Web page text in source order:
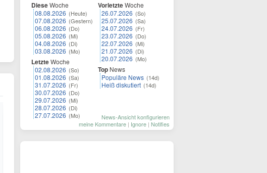
DieseWoche
08.08.2026 (Heute)
07.08.2026 (Gestern)
06.08.2026 (Do)
05.08.2026 (Mi)
04.08.2026 (Di)
03.08.2026 (Mo)
LetzteWoche
02.08.2026 (So)
01.08.2026 (Sa)
31.07.2026 (Fr)
30.07.2026 (Do)
29.07.2026 (Mi)
28.07.2026 (Di)
27.07.2026 (Mo)
VorletzteWoche
26.07.2026 (So)
25.07.2026 (Sa)
24.07.2026 (Fr)
23.07.2026 (Do)
22.07.2026 (Mi)
21.07.2026 (Di)
20.07.2026 (Mo)
Top News
Populäre News (14d)
Heiß diskutiert (14d)
News-Ansicht konfigurieren
meine Kommentare | Ignore | Notifies